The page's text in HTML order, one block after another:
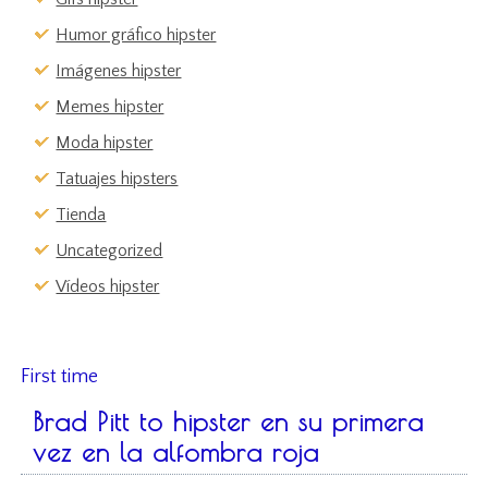
Humor gráfico hipster
Imágenes hipster
Memes hipster
Moda hipster
Tatuajes hipsters
Tienda
Uncategorized
Vídeos hipster
First time
Brad Pitt to hipster en su primera
vez en la alfombra roja